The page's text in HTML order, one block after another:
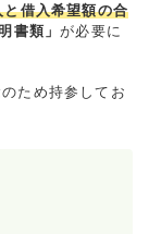
と借入希望額の合
書類」が必要に
ため持参してお